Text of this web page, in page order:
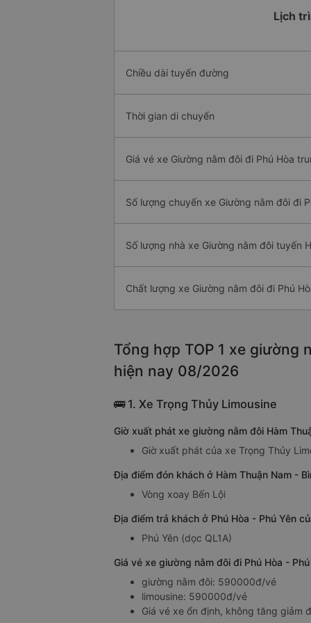
Lịch
Chiều dài tuyến đường
Thời gian di chuyển
Giá vé xe Giường nằm đôi đi Phú Hòa
Số lượng chuyến xe Giường nằm đôi đi
Số lượng nhà xe Giường nằm đôi tuyến
Chất lượng xe Giường nằm đôi đi Phú
Tổng hợp TOP 1 xe giường
hiện nay 08/2026
🚌 1. Xe Trọng Thủy Limousine
Giờ xuất phát xe giường nằm đôi Hàm
Giờ xuất phát của xe Trọng Thủy
Địa điểm đón khách ở Hàm Thuận Nam -
Vòng xoay Bến Lội
Địa điểm trả khách ở Phú Hòa - Phú Yên
Phú Yên (dọc QL1A)
Giá vé xe giường nằm đôi đi Phú Hòa -
giường nằm đôi: 590000đ/vé
limousine: 590000đ/vé
Giá vé xe ổn định, không tăng giảm